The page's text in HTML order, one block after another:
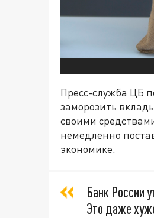
Пресс-служба ЦБ
заморозить
своими
немедленно
экономике.
Банк России
Это даже